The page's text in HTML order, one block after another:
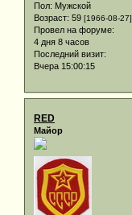
Пол: Мужской
Возраст: 59 [1966-08-27]
Провел на форуме:
4 дня 8 часов
Последний визит:
Вчера 15:00:15
RED
Майор